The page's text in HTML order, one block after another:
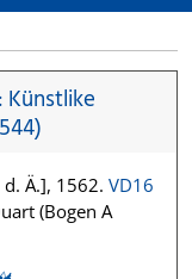
Künstlike
Ä.], 1562. VD16
(Bogen A